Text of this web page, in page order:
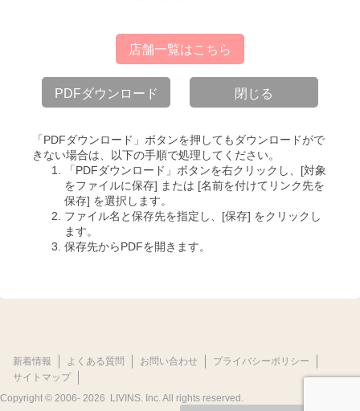
店舗一覧はこちら
PDFダウンロード 閉じる
「PDFダウンロード」ボタンを押してもダウンロードがで
きない場合は、以下の手順で処理してください。
「PDFダウンロード」ボタンを右クリックし、[対象
をファイルに保存] または [名前を付けてリンク先を
保存] を選択します。
ファイル名と保存先を指定し、[保存] をクリックし
ます。
保存先からPDFを開きます。
新着情報 よくある質問 お問い合わせ
プライバシーポリシー
サイトマップ
Copyright © 2006- 2026 LIVINS. Inc. All rights reserved.